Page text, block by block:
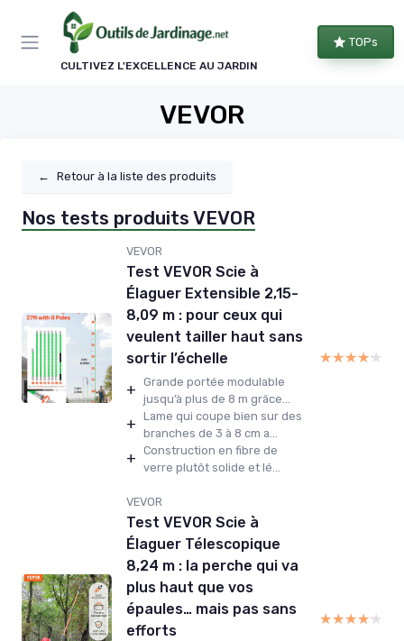
CULTIVEZ L'EXCELLENCE AU JARDIN
TOPs
VEVOR
← Retour à la liste des produits
Nos tests produits VEVOR
VEVOR
Test VEVOR Scie à
Élaguer Extensible 2,15-
8,09 m : pour ceux qui
veulent tailler haut sans
sortir l’échelle
+ Grande portée modulable
jusqu’à plus de 8 m grâce...
+ Lame qui coupe bien sur des
branches de 3 à 8 cm a...
+ Construction en fibre de
verre plutôt solide et lé...
★★★★★
★★★★★
VEVOR
Test VEVOR Scie à
Élaguer Télescopique
8,24 m : la perche qui va
plus haut que vos
épaules… mais pas sans
efforts
★★★★★
★★★★★
Panneau de gestion des cookies